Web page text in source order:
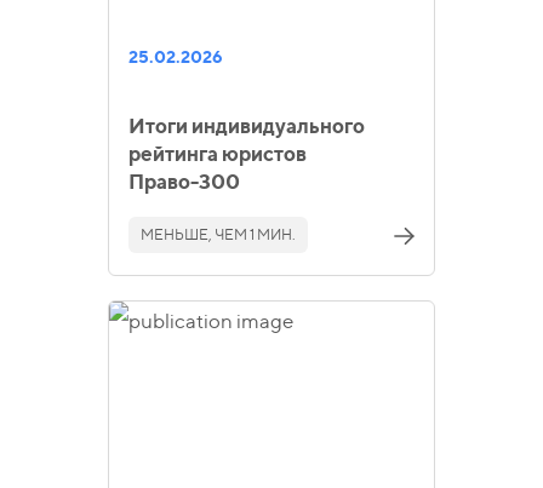
25.02.2026
Итоги индивидуального
рейтинга юристов
Право-300
МЕНЬШЕ, ЧЕМ 1 МИН.